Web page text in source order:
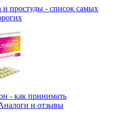
и простуды - список самых
- как принимать
и отзывы